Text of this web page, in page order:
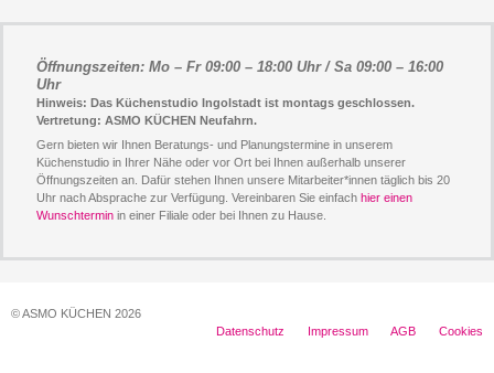
Öffnungszeiten: Mo – Fr 09:00 – 18:00 Uhr / Sa 09:00 – 16:00
Uhr
Hinweis: Das Küchenstudio Ingolstadt ist montags geschlossen.
Vertretung: ASMO KÜCHEN Neufahrn.
Gern bieten wir Ihnen Beratungs- und Planungstermine in unserem
Küchenstudio in Ihrer Nähe oder vor Ort bei Ihnen außerhalb unserer
Öffnungszeiten an. Dafür stehen Ihnen unsere Mitarbeiter*innen täglich bis 20
Uhr nach Absprache zur Verfügung. Vereinbaren Sie einfach hier einen
Wunschtermin in einer Filiale oder bei Ihnen zu Hause.
© ASMO KÜCHEN 2026
Datenschutz
Impressum AGB Cookies